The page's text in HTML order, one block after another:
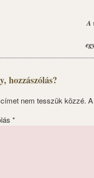
A
hozzászólás?
nem tesszük közzé.
*